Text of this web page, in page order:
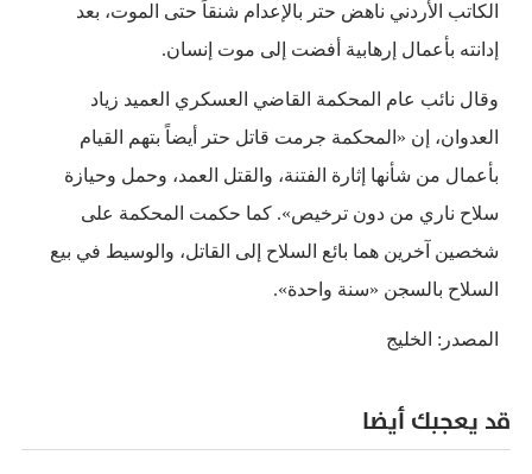
الكاتب الأردني ناهض حتر بالإعدام شنقاً حتى الموت، بعد
إدانته بأعمال إرهابية أفضت إلى موت إنسان.
وقال نائب عام المحكمة القاضي العسكري العميد زياد
العدوان، إن «المحكمة جرمت قاتل حتر أيضاً بتهم القيام
بأعمال من شأنها إثارة الفتنة، والقتل العمد، وحمل وحيازة
سلاح ناري من دون ترخيص». كما حكمت المحكمة على
شخصين آخرين هما بائع السلاح إلى القاتل، والوسيط في بيع
السلاح بالسجن «سنة واحدة».
المصدر: الخليج
قد يعجبك أيضا